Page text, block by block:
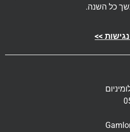
השנה.
>>